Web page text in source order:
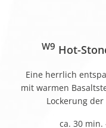
W9 Hot-
Eine herrlich
mit warmen
Lockerung
ca. 30 min.